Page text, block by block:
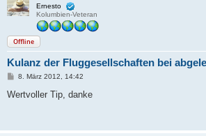
Ernesto
Kolumbien-Veteran
Offline
Kulanz der Fluggesellschaften bei
B
i
8. März 2012, 14:42
Wertvoller Tip, danke